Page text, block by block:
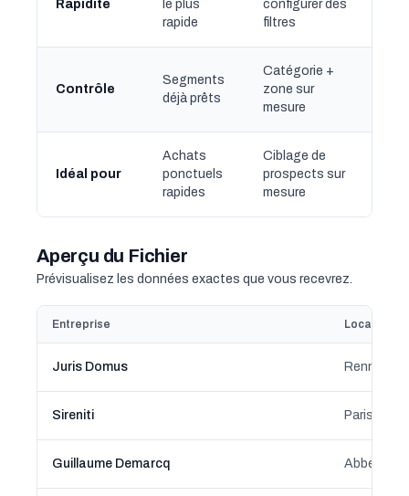
Rapidité
le plus
rapide
configurer des
filtres
Contrôle
Segments
déjà prêts
Catégorie +
zone sur
mesure
Idéal pour
Achats
ponctuels
rapides
Ciblage de
prospects sur
mesure
Aperçu du Fichier
Prévisualisez les données exactes que vous recevrez.
Entreprise
Juris Domus Rennes,
Sireniti Paris, Île-
Guillaume Demarcq Abbeville,